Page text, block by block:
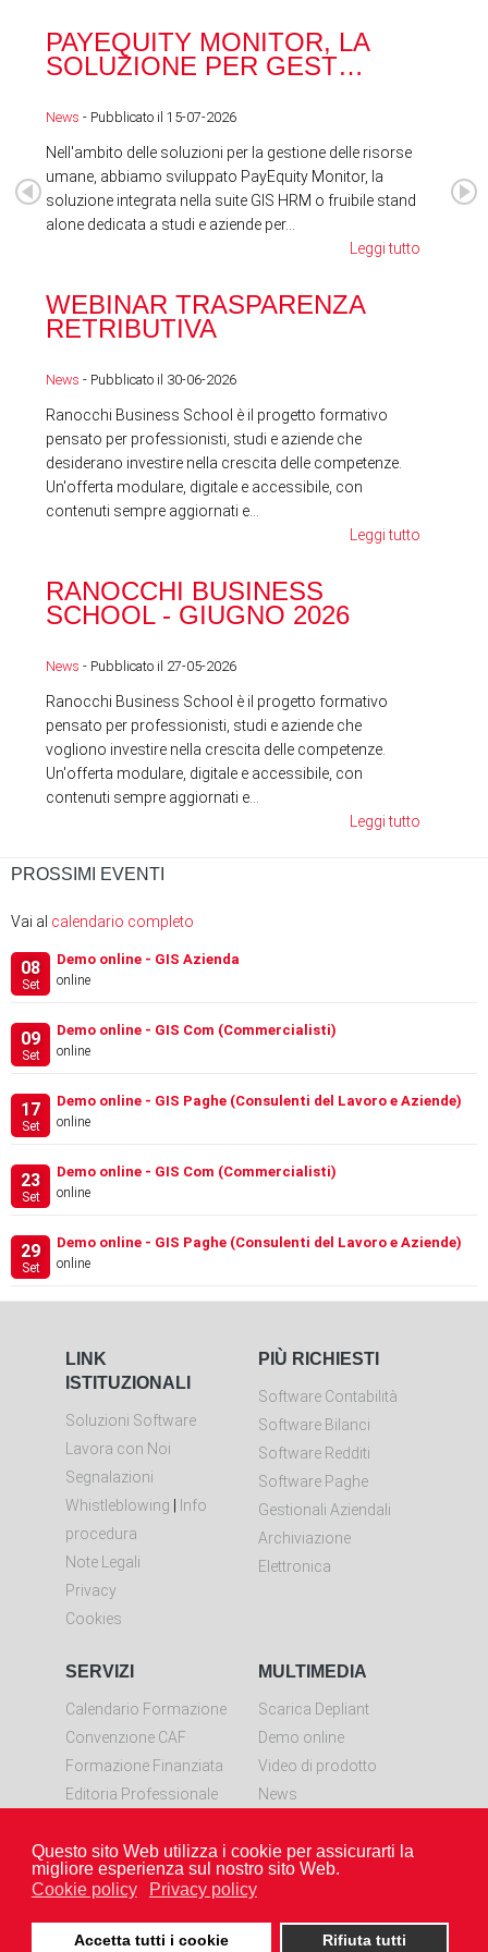
Questo sito Web utilizza i cookie per assicurarti la
migliore esperienza sul nostro sito Web.
Cookie policy
Privacy policy
Accetta tutti i cookie Rifiuta tutti
PAYEQUITY MONITOR, LA
SOLUZIONE PER GEST…
News - Pubblicato il 15-07-2026
Nell'ambito delle soluzioni per la gestione delle risorse
umane, abbiamo sviluppato PayEquity Monitor, la
soluzione integrata nella suite GIS HRM o fruibile stand
alone dedicata a studi e aziende per...
Leggi tutto
WEBINAR TRASPARENZA
RETRIBUTIVA
News - Pubblicato il 30-06-2026
Ranocchi Business School è il progetto formativo
pensato per professionisti, studi e aziende che
desiderano investire nella crescita delle competenze.
Un'offerta modulare, digitale e accessibile, con
contenuti sempre aggiornati e...
Leggi tutto
RANOCCHI BUSINESS
SCHOOL - GIUGNO 2026
News - Pubblicato il 27-05-2026
Ranocchi Business School è il progetto formativo
pensato per professionisti, studi e aziende che
vogliono investire nella crescita delle competenze.
Un'offerta modulare, digitale e accessibile, con
contenuti sempre aggiornati e...
Leggi tutto
PROSSIMI EVENTI
Vai al calendario completo
08
Set
Demo online - GIS Azienda
online
09
Set
Demo online - GIS Com (Commercialisti)
online
17
Set
Demo online - GIS Paghe (Consulenti del Lavoro e Aziende)
online
23
Set
Demo online - GIS Com (Commercialisti)
online
29
Set
Demo online - GIS Paghe (Consulenti del Lavoro e Aziende)
online
LINK
ISTITUZIONALI
Soluzioni Software
Lavora con Noi
Segnalazioni
Whistleblowing
Info
procedura
Note Legali
Privacy
Cookies
PIÙ RICHIESTI
Software Contabilità
Software Bilanci
Software Redditi
Software Paghe
Gestionali Aziendali
Archiviazione
Elettronica
SERVIZI
Calendario Formazione
Convenzione CAF
Formazione Finanziata
Editoria Professionale
Scarica LiveResolve per
Windows
MULTIMEDIA
Scarica Depliant
Demo online
Video di prodotto
News